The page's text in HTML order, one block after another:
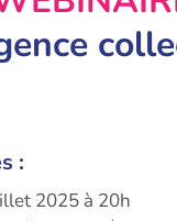
:
2025 à 20h